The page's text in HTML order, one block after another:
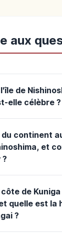
aux
de
elle célèbre ?
continent
et
de Kuniga
quelle est la
?